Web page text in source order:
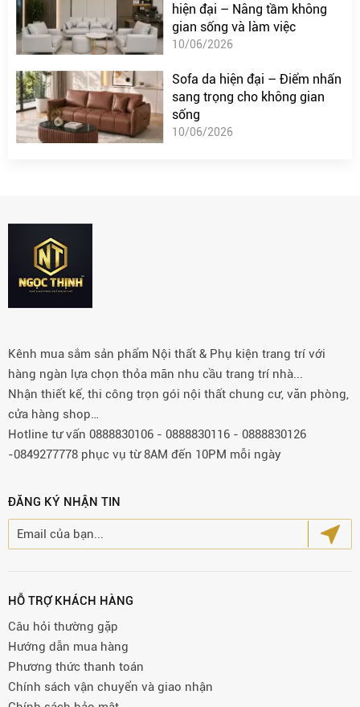
hiện đại – Nâng tầm không
gian sống và làm việc
10/06/2026
Sofa da hiện đại – Điểm nhấn
sang trọng cho không gian
sống
10/06/2026
Kênh mua sắm sản phẩm Nội thất & Phụ kiện trang trí với
hàng ngàn lựa chọn thỏa mãn nhu cầu trang trí nhà...
Nhận thiết kế, thi công trọn gói nội thất chung cư, văn phòng,
cửa hàng shop…
Hotline tư vấn 0888830106 - 0888830116 - 0888830126
-0849277778 phục vụ từ 8AM đến 10PM mỗi ngày
ĐĂNG KÝ NHẬN TIN
HỖ TRỢ KHÁCH HÀNG
Câu hỏi thường gặp
Hướng dẫn mua hàng
Phương thức thanh toán
Chính sách vận chuyển và giao nhận